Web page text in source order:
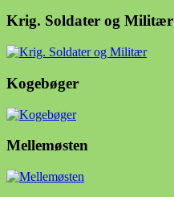
Krig. Soldater og Militær
Kogebøger
Mellemøsten